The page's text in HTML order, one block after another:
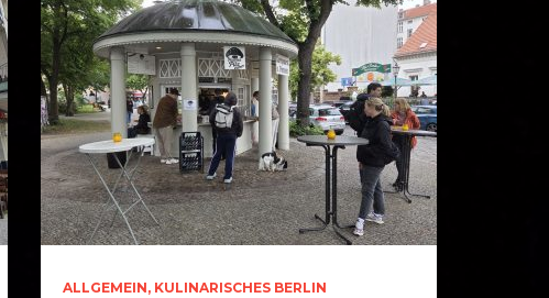
ALLGEMEIN KULINARISCHES BERLIN